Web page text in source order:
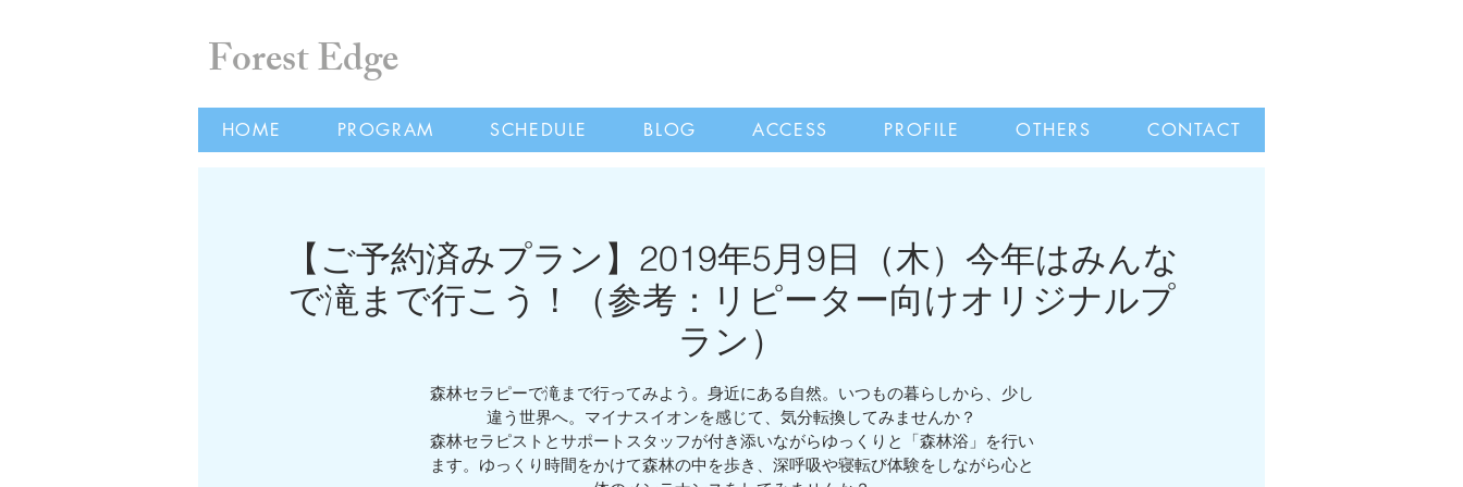
Forest Edge
HOME PROGRAM SCHEDULE BLOG ACCESS PROFILE OTHERS CONTACT
【ご予約済みプラン】2019年5月9日（木）今年はみんな
で滝まで行こう！（参考：リピーター向けオリジナルプ
ラン）
森林セラピーで滝まで行ってみよう。身近にある自然。いつもの暮らしから、少し
違う世界へ。マイナスイオンを感じて、気分転換してみませんか？
森林セラピストとサポートスタッフが付き添いながらゆっくりと「森林浴」を行い
ます。ゆっくり時間をかけて森林の中を歩き、深呼吸や寝転び体験をしながら心と